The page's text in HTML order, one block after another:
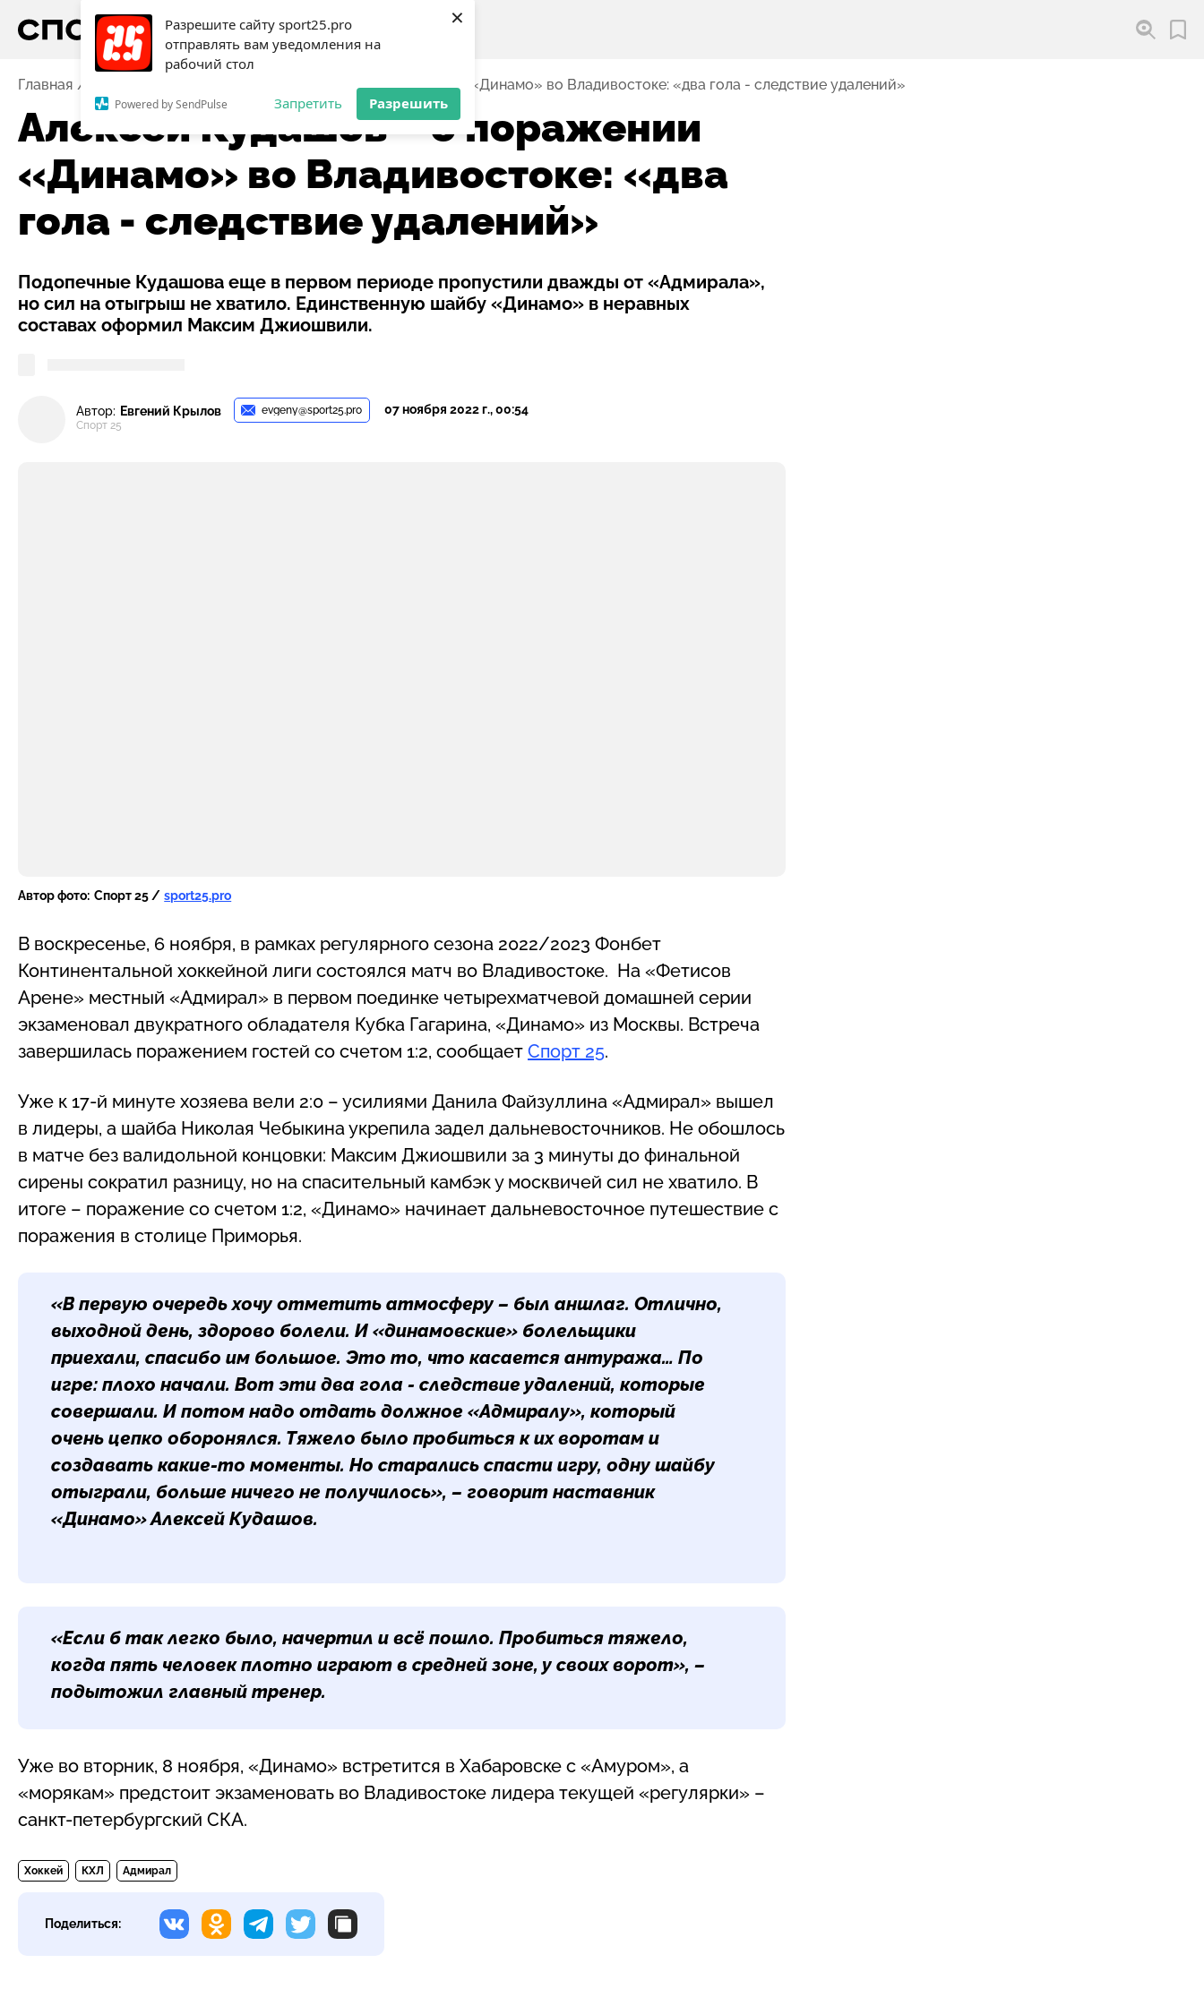
Разрешите сайту sport25.pro
отправлять вам уведомления на
рабочий стол
Powered by SendPulse Запретить Разрешить
×
Главная Алексей Кудашов – о поражении «Динамо» во Владивостоке: «два гола - следствие удалений»
Алексей Кудашов – о поражении
«Динамо» во Владивостоке: «два
гола - следствие удалений»
Подопечные Кудашова еще в первом периоде пропустили дважды от «Адмирала»,
но сил на отыгрыш не хватило. Единственную шайбу «Динамо» в неравных
составах оформил Максим Джиошвили.
Автор: Евгений Крылов
Спорт 25
evgeny@sport25.pro 07 ноября 2022 г., 00:54
Автор фото: Спорт 25 / sport25.pro
В воскресенье, 6 ноября, в рамках регулярного сезона 2022/2023 Фонбет
Континентальной хоккейной лиги состоялся матч во Владивостоке. На «Фетисов
Арене» местный «Адмирал» в первом поединке четырехматчевой домашней серии
экзаменовал двукратного обладателя Кубка Гагарина, «Динамо» из Москвы. Встреча
завершилась поражением гостей со счетом 1:2, сообщает Спорт 25.
Уже к 17-й минуте хозяева вели 2:0 – усилиями Данила Файзуллина «Адмирал» вышел
в лидеры, а шайба Николая Чебыкина укрепила задел дальневосточников. Не обошлось
в матче без валидольной концовки: Максим Джиошвили за 3 минуты до финальной
сирены сократил разницу, но на спасительный камбэк у москвичей сил не хватило. В
итоге – поражение со счетом 1:2, «Динамо» начинает дальневосточное путешествие с
поражения в столице Приморья.
«В первую очередь хочу отметить атмосферу – был аншлаг. Отлично,
выходной день, здорово болели. И «динамовские» болельщики
приехали, спасибо им большое. Это то, что касается антуража… По
игре: плохо начали. Вот эти два гола - следствие удалений, которые
совершали. И потом надо отдать должное «Адмиралу», который
очень цепко оборонялся. Тяжело было пробиться к их воротам и
создавать какие-то моменты. Но старались спасти игру, одну шайбу
отыграли, больше ничего не получилось», – говорит наставник
«Динамо» Алексей Кудашов.
«Если б так легко было, начертил и всё пошло. Пробиться тяжело,
когда пять человек плотно играют в средней зоне, у своих ворот», –
подытожил главный тренер.
Уже во вторник, 8 ноября, «Динамо» встретится в Хабаровске с «Амуром», а
«морякам» предстоит экзаменовать во Владивостоке лидера текущей «регулярки» –
санкт-петербургский СКА.
Хоккей КХЛ Адмирал
Поделиться: